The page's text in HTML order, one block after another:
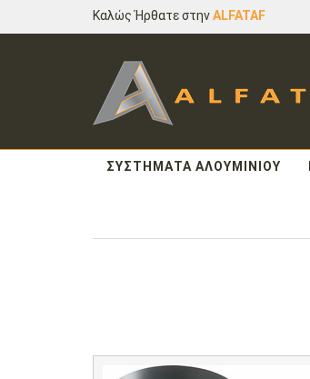
Καλώς Ήρθατε στηνALFATAF
ΣΥΣΤΗΜΑΤΑ ΑΛΟΥΜΙΝΙΟΥ